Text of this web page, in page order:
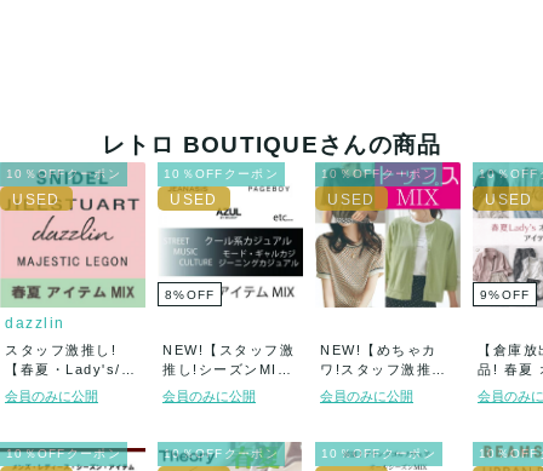
レトロ BOUTIQUEさんの商品
10％OFFクーポン
dazzlin
スタッフ激推し!
【春夏・Lady's/
1...
会員のみに公開
10％OFFクーポン
8%OFF
NEW!【スタッフ激
推し!シーズンMI
X・Lady...
会員のみに公開
10％OFFクーポン
NEW!【めちゃカ
ワ!スタッフ激推し!
春夏・Lad...
会員のみに公開
10％OFF
9%OFF
【倉庫
品! 春夏
カジュ
会員のみ
10％OFFクーポン 10％OFFクーポン 10％OFFクーポン 10％OFF